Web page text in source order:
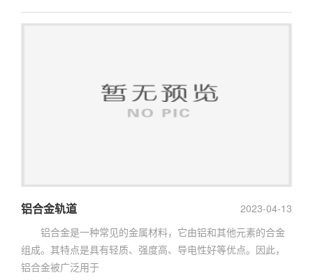
2023-04-13
铝合金轨道
铝合金是一种常见的金属材料，它由铝和其他元素的合金
组成。其特点是具有轻质、强度高、导电性好等优点。因此，
铝合金被广泛用于